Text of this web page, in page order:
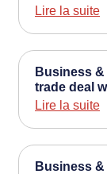
Lire la suite
Business
trade deal
Lire la suite
Business